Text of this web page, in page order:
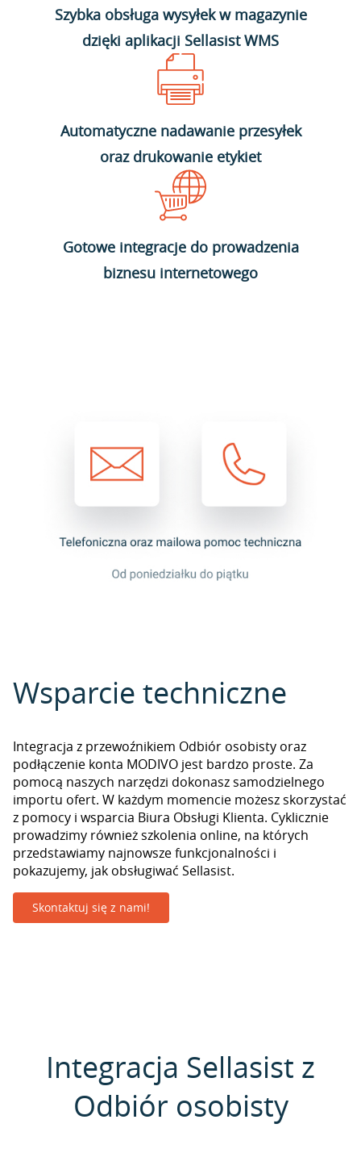
Szybka obsługa wysyłek w magazynie
dzięki aplikacji Sellasist WMS
Automatyczne nadawanie przesyłek
oraz drukowanie etykiet
Gotowe integracje do prowadzenia
biznesu internetowego
Wsparcie techniczne
Integracja z przewoźnikiem Odbiór osobisty oraz
podłączenie konta MODIVO jest bardzo proste. Za
pomocą naszych narzędzi dokonasz samodzielnego
importu ofert. W każdym momencie możesz skorzystać
z pomocy i wsparcia Biura Obsługi Klienta. Cyklicznie
prowadzimy również szkolenia online, na których
przedstawiamy najnowsze funkcjonalności i
pokazujemy, jak obsługiwać Sellasist.
Skontaktuj się z nami!
Integracja Sellasist z
Odbiór osobisty